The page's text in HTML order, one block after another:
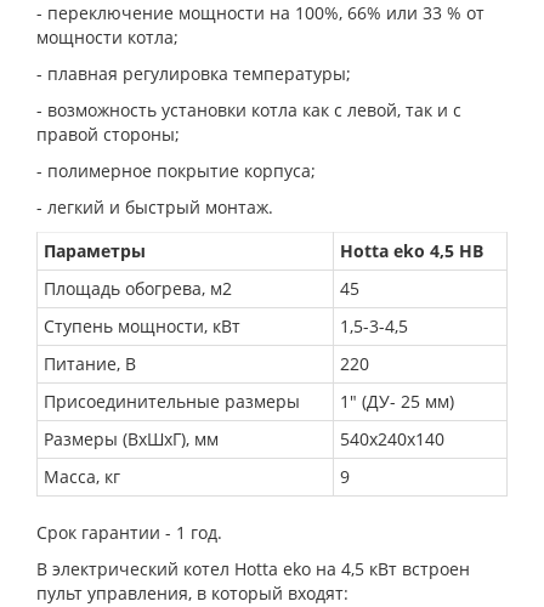
- переключение мощности на 100%, 66% или 33 % от
мощности котла;
- плавная регулировка температуры;
- возможность установки котла как с левой, так и с
правой стороны;
- полимерное покрытие корпуса;
- легкий и быстрый монтаж.
Параметры
Hotta eko 4,5 HB
Площадь обогрева, м2
45
Ступень мощности, кВт
1,5-3-4,5
Питание, В
220
Присоединительные размеры
1" (ДУ- 25 мм)
Размеры (ВхШхГ), мм
540х240х140
Масса, кг
9
Срок гарантии - 1 год.
В электрический котел Hotta eko на 4,5 кВт встроен
пульт управления, в который входят: